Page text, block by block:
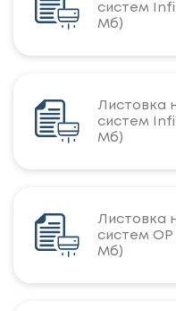
систем
Мб)
Листовка
систем
Мб)
Листовка
систем OP
Мб)